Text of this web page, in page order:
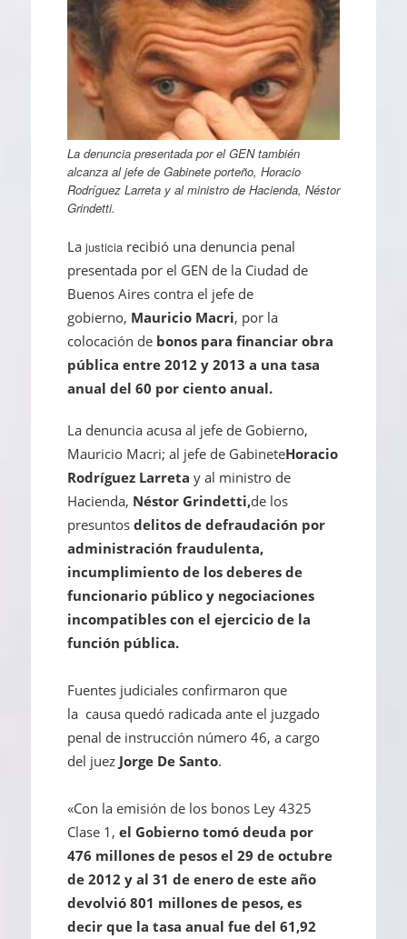
La denuncia presentada por el GEN también
alcanza al jefe de Gabinete porteño, Horacio
Rodríguez Larreta y al ministro de Hacienda, Néstor
Grindetti.
La justicia recibió una denuncia penal
presentada por el GEN de la Ciudad de
Buenos Aires contra el jefe de
gobierno, Mauricio Macri, por la
colocación de bonos para financiar obra
pública entre 2012 y 2013 a una tasa
anual del 60 por ciento anual.
La denuncia acusa al jefe de Gobierno,
Mauricio Macri; al jefe de GabineteHoracio
Rodríguez Larreta y al ministro de
Hacienda, Néstor Grindetti,de los
presuntos delitos de defraudación por
administración fraudulenta,
incumplimiento de los deberes de
funcionario público y negociaciones
incompatibles con el ejercicio de la
función pública.
Fuentes judiciales confirmaron que
la causa quedó radicada ante el juzgado
penal de instrucción número 46, a cargo
del juez Jorge De Santo.
«Con la emisión de los bonos Ley 4325
Clase 1, el Gobierno tomó deuda por
476 millones de pesos el 29 de octubre
de 2012 y al 31 de enero de este año
devolvió 801 millones de pesos, es
decir que la tasa anual fue del 61,92